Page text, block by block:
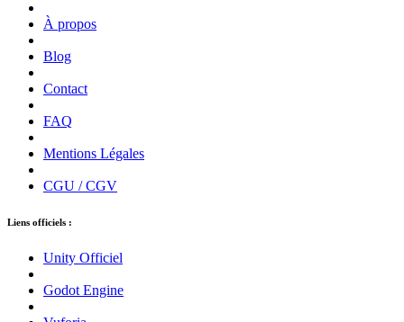
À propos
Blog
Contact
FAQ
Mentions Légales
CGU / CGV
Liens officiels :
Unity Officiel
Godot Engine